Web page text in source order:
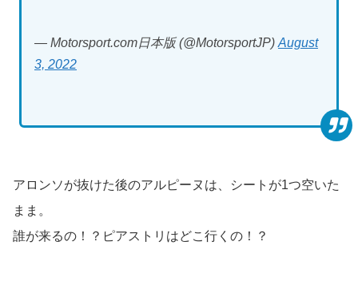
— Motorsport.com日本版 (@MotorsportJP) August
3, 2022
アロンソが抜けた後のアルピーヌは、シートが1つ空いた
まま。
誰が来るの！？ピアストリはどこ行くの！？